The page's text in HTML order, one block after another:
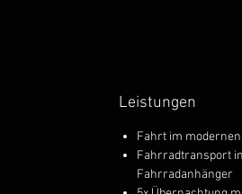
Leistungen
Fahrt im
Fahrradtransport
Fahrradanhänger